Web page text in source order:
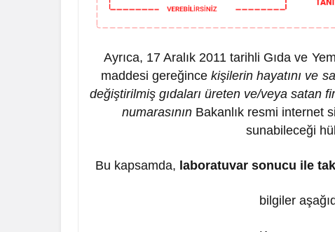
Ayrıca, 17 Aralık 2011 tarihli Gıda ve
maddesi gereğince kişilerin hayatını ve
değiştirilmiş gıdaları üreten ve/veya satan
numarasının Bakanlık resmi internet
sunabileceği
Bu kapsamda, laboratuvar sonucu ile
bilgiler